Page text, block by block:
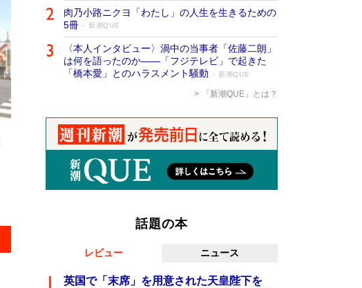
肉乃小路ニクヨ「わたし」の人生を生きるための
5冊
新潮QUE
〈本人インタビュー〉渦中の当事者「佐藤二朗」
は何を語ったのか――「フジテレビ」で起きた
「橋本愛」とのハラスメント騒動
新潮QUE
「新潮QUE」とは？
話題の本
レビュー ニュース
英国で「末席」を用意された天皇陛下を